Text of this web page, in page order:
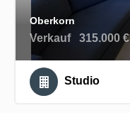
Oberkorn
Verkauf 315.000 €
Studio